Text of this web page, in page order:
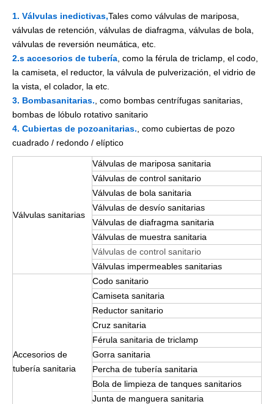
1. Válvulas inedictivas,Tales como válvulas de mariposa,
válvulas de retención, válvulas de diafragma, válvulas de bola,
válvulas de reversión neumática, etc.
2.s accesorios de tubería , como la férula de triclamp, el codo,
la camiseta, el reductor, la válvula de pulverización, el vidrio de
la vista, el colador, la etc.
3. Bombasanitarias. , como bombas centrífugas sanitarias,
bombas de lóbulo rotativo sanitario
4. Cubiertas de pozoanitarias. , como cubiertas de pozo
cuadrado / redondo / elíptico
Válvulas sanitarias
Válvulas de mariposa sanitaria
Válvulas de control sanitario
Válvulas de bola sanitaria
Válvulas de desvío sanitarias
Válvulas de diafragma sanitaria
Válvulas de muestra sanitaria
Válvulas de control sanitario
Válvulas impermeables sanitarias
Accesorios de
tubería sanitaria
Codo sanitario
Camiseta sanitaria
Reductor sanitario
Cruz sanitaria
Férula sanitaria de triclamp
Gorra sanitaria
Percha de tubería sanitaria
Bola de limpieza de tanques sanitarios
Junta de manguera sanitaria